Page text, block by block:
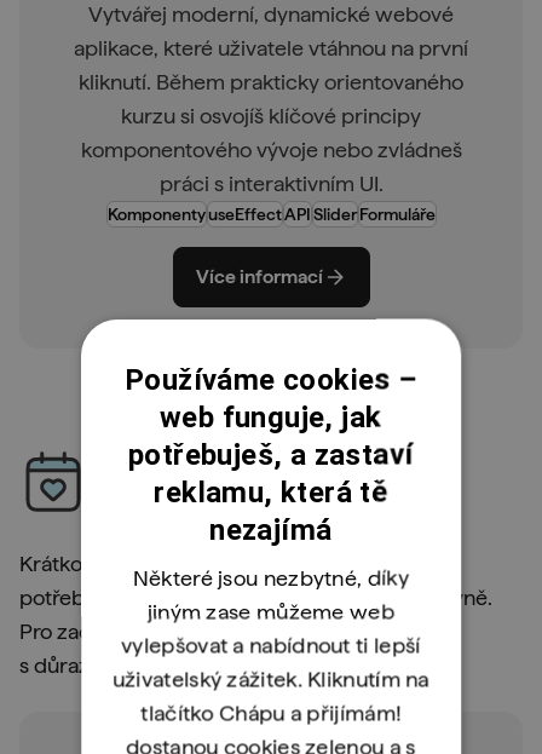
Vytvářej moderní, dynamické webové
aplikace, které uživatele vtáhnou na první
kliknutí. Během prakticky orientovaného
kurzu si osvojíš klíčové principy
komponentového vývoje nebo zvládneš
práci s interaktivním UI.
KomponentyuseEffectAPISlider Formuláře
Více informací
Krátkodobé kurzy
a školení
Krátkodobé kurzy a školení na 1–4 dny, když
potřebuješ nové znalosti získat rychle a efektivně.
Pro začátečníky i pokročilé, celodenní formát
s důrazem na praktické dovednosti.
Používáme cookies –
web funguje, jak
potřebuješ, a zastaví
reklamu, která tě
nezajímá
Některé jsou nezbytné, díky
jiným zase můžeme web
vylepšovat a nabídnout ti lepší
uživatelský zážitek. Kliknutím na
tlačítko Chápu a přijímám!
dostanou cookies zelenou a s